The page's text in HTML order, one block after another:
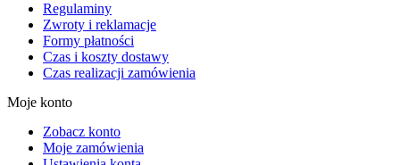
Regulaminy
Zwroty i reklamacje
Formy płatności
Czas i koszty dostawy
Czas realizacji zamówienia
Moje konto
Zobacz konto
Moje zamówienia